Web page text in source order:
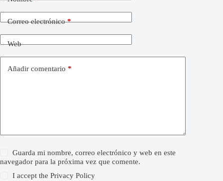
Correo electrónico*
Web
Añadir comentario *
Guarda mi nombre, correo electrónico y web en este
navegador para la próxima vez que comente.
I accept thePrivacy Policy